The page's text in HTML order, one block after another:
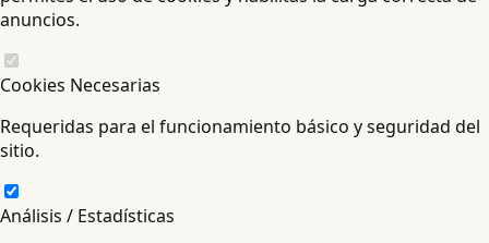
anuncios.
Cookies Necesarias
Requeridas para el funcionamiento básico y seguridad del
sitio.
Análisis / Estadísticas